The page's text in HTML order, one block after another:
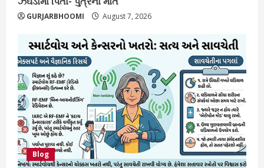
GURJARBHOOMI August 7, 2026
Blog